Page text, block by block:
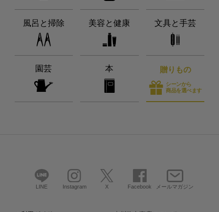
風呂と掃除 美容と健康 文具と手芸
園芸 本 贈りもの
シーンから
商品を選べます
LINE Instagram X Facebook メールマガジン